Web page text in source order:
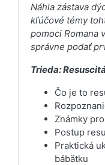
Náhla zástava
kľúčové témy
pomoci Romana
správne podať
Trieda:
Čo je to
Známky
Postup
Praktická
bábätku